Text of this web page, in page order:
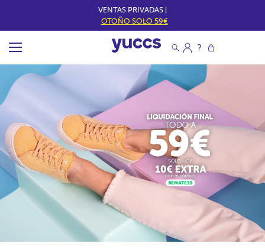
VENTAS PRIVADAS |
OTOÑO SOLO 59€